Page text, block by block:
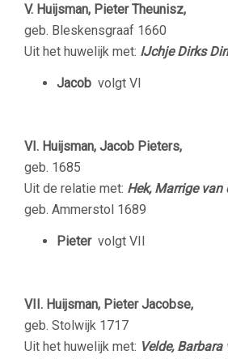
V. Huijsman, Pieter Theunisz,
geb. Bleskensgraaf 1660
Uit het huwelijk met: IJchje Dirks
Jacob volgt VI
VI. Huijsman, Jacob Pieters,
geb. 1685
Uit de relatie met: Hek, Marrige van
geb. Ammerstol 1689
Pietervolgt VII
VII. Huijsman, Pieter Jacobse,
geb. Stolwijk 1717
Uit het huwelijk met: Velde, Barbara